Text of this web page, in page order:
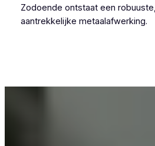
Zodoende ontstaat een
aantrekkelijke metaalafwerking.